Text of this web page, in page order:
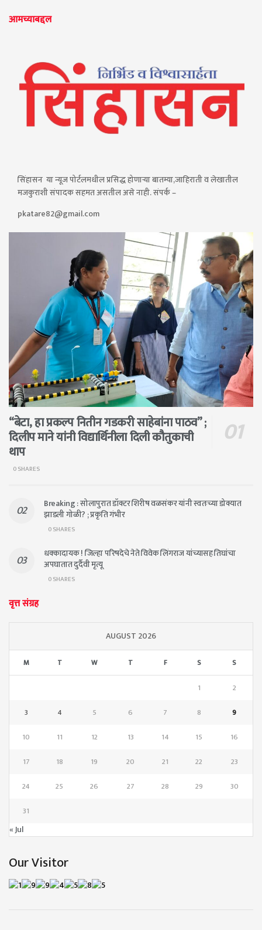
आमच्याबद्दल
सिंहासन या न्यूज पोर्टलमधील प्रसिद्ध होणाऱ्या बातम्या,जाहिराती व लेखातील
मजकुराशी संपादक सहमत असतील असे नाही. संपर्क –
pkatare82@gmail.com
“बेटा, हा प्रकल्प नितीन गडकरी साहेबांना पाठव” ;
दिलीप माने यांनी विद्यार्थिनीला दिली कौतुकाची
थाप
0 SHARES
Breaking : सोलापुरात डॉक्टर शिरीष वळसंकर यांनी स्वतःच्या डोक्यात
झाडली गोळी? ; प्रकृति गंभीर
0 SHARES
धक्कादायक ! जिल्हा परिषदेचे नेते विवेक लिंगराज यांच्यासह तिघांचा
अपघातात दुर्दैवी मृत्यू
0 SHARES
वृत्त संग्रह
AUGUST 2026
M T W T F S S
1
2
3
4 5 6 7 8
9
10
11 12 13 14 15
16
17
18 19 20 21 22
23
24
25 26 27 28 29
30
31
« Jul
Our Visitor